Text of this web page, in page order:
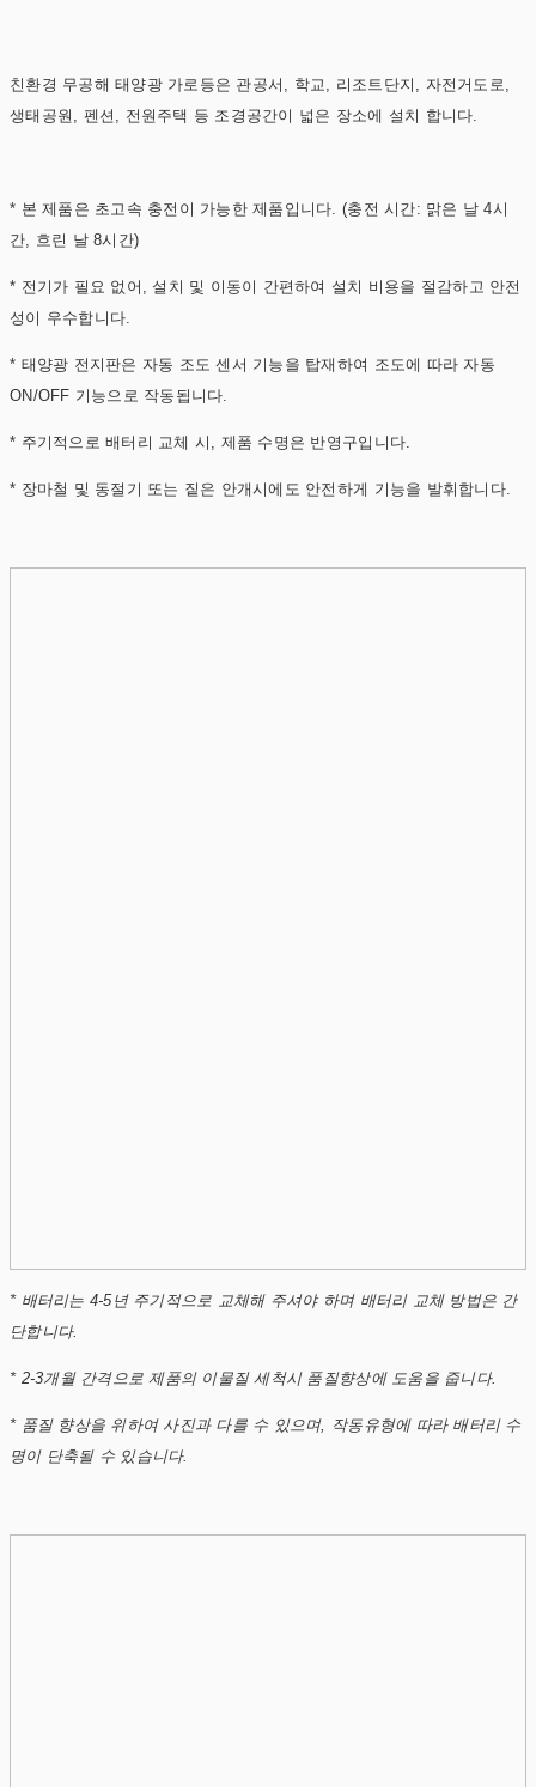
친환경 무공해 태양광 가로등은 관공서, 학교, 리조트단지, 자전거도로,
생태공원, 펜션, 전원주택 등 조경공간이 넓은 장소에 설치 합니다.
* 본 제품은 초고속 충전이 가능한 제품입니다. (충전 시간: 맑은 날 4시
간, 흐린 날 8시간)
* 전기가 필요 없어, 설치 및 이동이 간편하여 설치 비용을 절감하고 안전
성이 우수합니다.
* 태양광 전지판은 자동 조도 센서 기능을 탑재하여 조도에 따라 자동
ON/OFF 기능으로 작동됩니다.
* 주기적으로 배터리 교체 시, 제품 수명은 반영구입니다.
* 장마철 및 동절기 또는 짙은 안개시에도 안전하게 기능을 발휘합니다.
* 배터리는 4-5년 주기적으로 교체해 주셔야 하며 배터리 교체 방법은 간
단합니다.
* 2-3개월 간격으로 제품의 이물질 세척시 품질향상에 도움을 줍니다.
* 품질 향상을 위하여 사진과 다를 수 있으며, 작동유형에 따라 배터리 수
명이 단축될 수 있습니다.